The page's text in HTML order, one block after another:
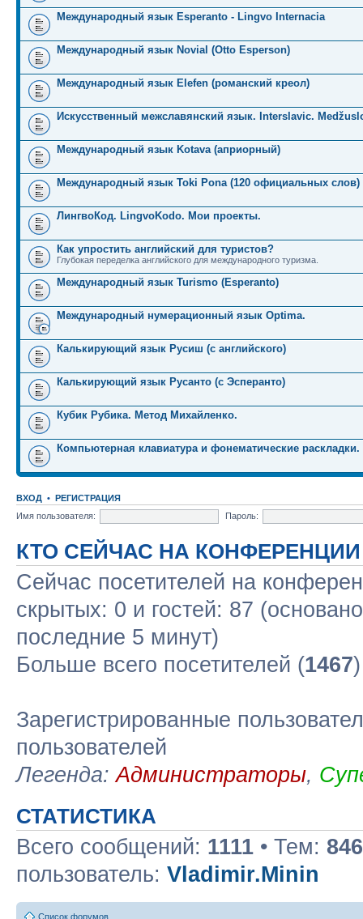
Международный язык Esperanto - Lingvo Internacia
Международный язык Novial (Otto Esperson)
Международный язык Elefen (романский креол)
Искусственный межславянский язык. Interslavic.
Международный язык Kotava (априорный)
Международный язык Toki Pona (120 официальных слов)
ЛингвоКод. LingvoKodo. Мои проекты.
Как упростить английский для туристов?
Глубокая переделка английского для международного туризма.
Международный язык Turismo (Esperanto)
Международный нумерационный язык Optima.
Калькирующий язык Русиш (с английского)
Калькирующий язык Русанто (с Эсперанто)
Кубик Рубика. Метод Михайленко.
Компьютерная клавиатура и фонематические раскладки.
ВХОД • РЕГИСТРАЦИЯ
Имя пользователя:
Пароль:
КТО СЕЙЧАС НА КОНФЕРЕНЦИИ
Сейчас посетителей на
скрытых: 0 и гостей: 87
последние 5 минут)
Больше всего посетителей (1467
Зарегистрированные
пользователей
Легенда:Администраторы,
СТАТИСТИКА
Всего сообщений: 1111 • Тем: 846
пользователь: Vladimir.Minin
Список форумов